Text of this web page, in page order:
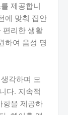
제공합니
에 맞춰 집안
편리한 생활
하여 음성 명
각하며 모
다. 지속적
항을 제공하